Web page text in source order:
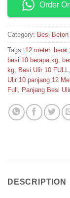
Order
Category: Besi Beton
Tags: 12 meter,
besi 10 berapa kg,
kg, Besi Ulir 10 FULL,
Ulir 10 panjang 12
Full , Panjang Besi
DESCRIPTION